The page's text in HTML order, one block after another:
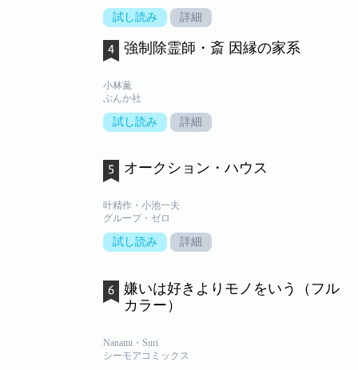
試し読み 詳細
強制除霊師・斎 因縁の家系
小林薫
ぶんか社
試し読み 詳細
オークション・ハウス
叶精作・小池一夫
グループ・ゼロ
試し読み 詳細
嫌いは好きよりモノをいう（フル
カラー）
Nanami・Suri
シーモアコミックス